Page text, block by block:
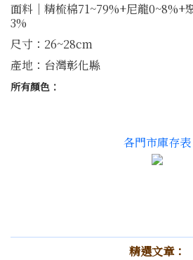
面料│精梳棉71~79%+尼龍0~8%+
3%
尺寸：26~28cm
產地：台灣彰化縣
所有顏色：
各門市庫存表
精選文章：